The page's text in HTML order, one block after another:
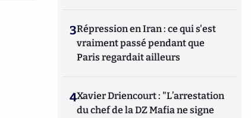
3Répression en Iran : ce qui s'est
vraiment passé pendant que
Paris regardait ailleurs
4Xavier Driencourt : "L’arrestation
du chef de la DZ Mafia ne signe